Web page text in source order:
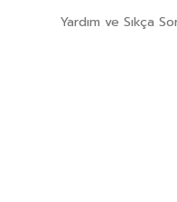
Yardım ve Sıkça